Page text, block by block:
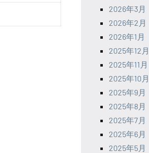
2026年3月
2026年2月
2026年1月
2025年12月
2025年11月
2025年10月
2025年9月
2025年8月
2025年7月
2025年6月
2025年5月